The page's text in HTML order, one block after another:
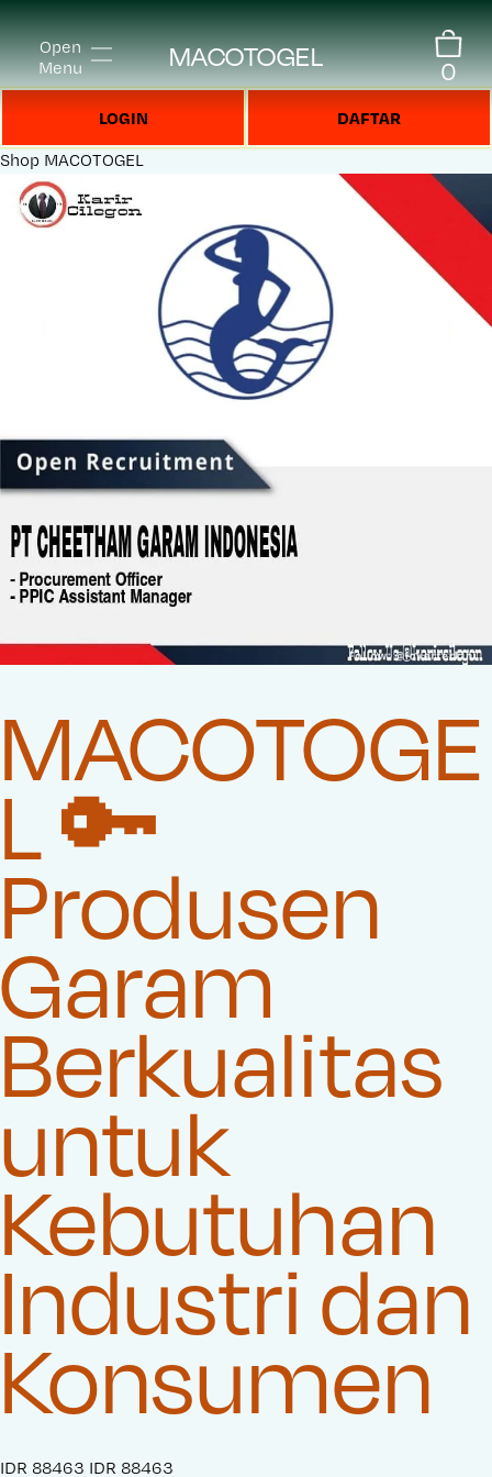
Open
Menu
MACOTOGEL 0
LOGIN DAFTAR
Shop MACOTOGEL
MACOTOGE
L 🔑
Produsen
Garam
Berkualitas
untuk
Kebutuhan
Industri dan
Konsumen
S
IDR 88463 O
IDR 88463